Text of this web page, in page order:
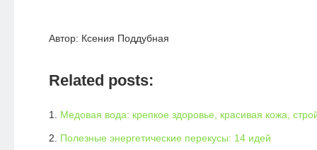
Автор: Ксения Поддубная
Related posts:
Медовая вода: крепкое здоровье, красивая кожа,
Полезные энергетические перекусы: 14 идей